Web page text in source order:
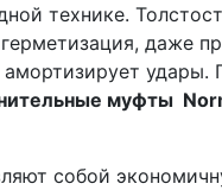
технике.
даже
удары.
муфты
собой